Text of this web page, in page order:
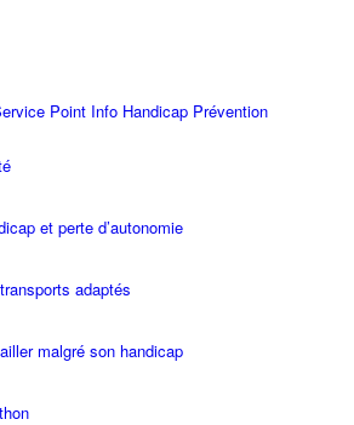
Point Info Handicap Prévention
et perte d’autonomie
adaptés
malgré son handicap